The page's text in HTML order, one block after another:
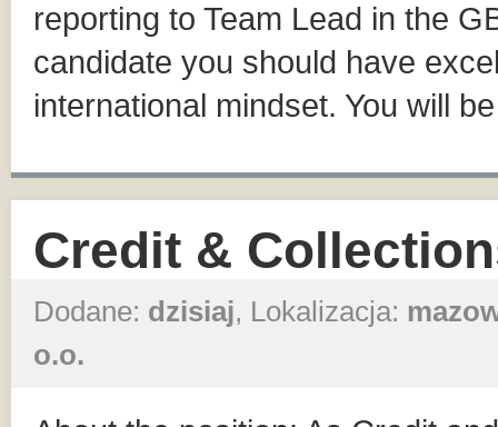
reporting to Team Lead in the
candidate you should have
international mindset. You will
Credit &
Dodane: dzisiaj, Lokalizacja:
o.o.